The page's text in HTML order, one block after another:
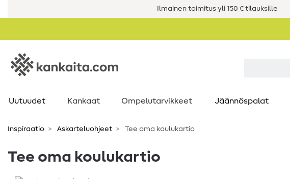
Ilmainen toimitus yli 150 € tilauksille
Uutuudet Kankaat Ompelutarvikkeet Jäännöspalat
Inspiraatio Askarteluohjeet Tee oma koulukartio
Tee oma koulukartio